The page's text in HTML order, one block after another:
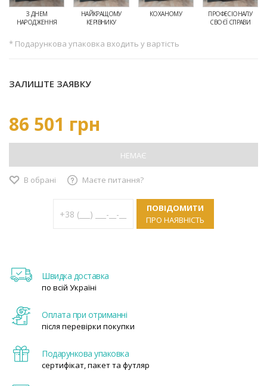
З ДНЕМ
НАРОДЖЕННЯ
НАЙКРАЩОМУ
КЕРІВНИКУ
КОХАНОМУ
ПРОФЕСІОНАЛУ
СВОЄЇ СПРАВИ
* Подарункова упаковка входить у вартість
ЗАЛИШТЕ ЗАЯВКУ
86 501 грн
НЕМАЄ
В обрані Маєте питання?
ПОВІДОМИТИ
ПРО НАЯВНІСТЬ
Швидка доставка
по всій Україні
Оплата при отриманні
після перевірки покупки
Подарункова упаковка
сертифікат, пакет та футляр